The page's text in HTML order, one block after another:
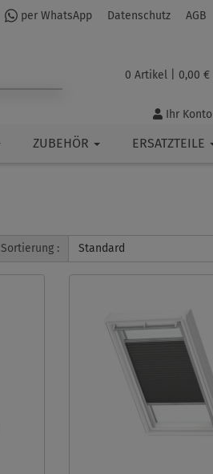
per WhatsApp Datenschutz AGB
0 Artikel | 0,00 €
Ihr Konto
ZUBEHÖR ERSATZTEILE
Sortierung : Standard